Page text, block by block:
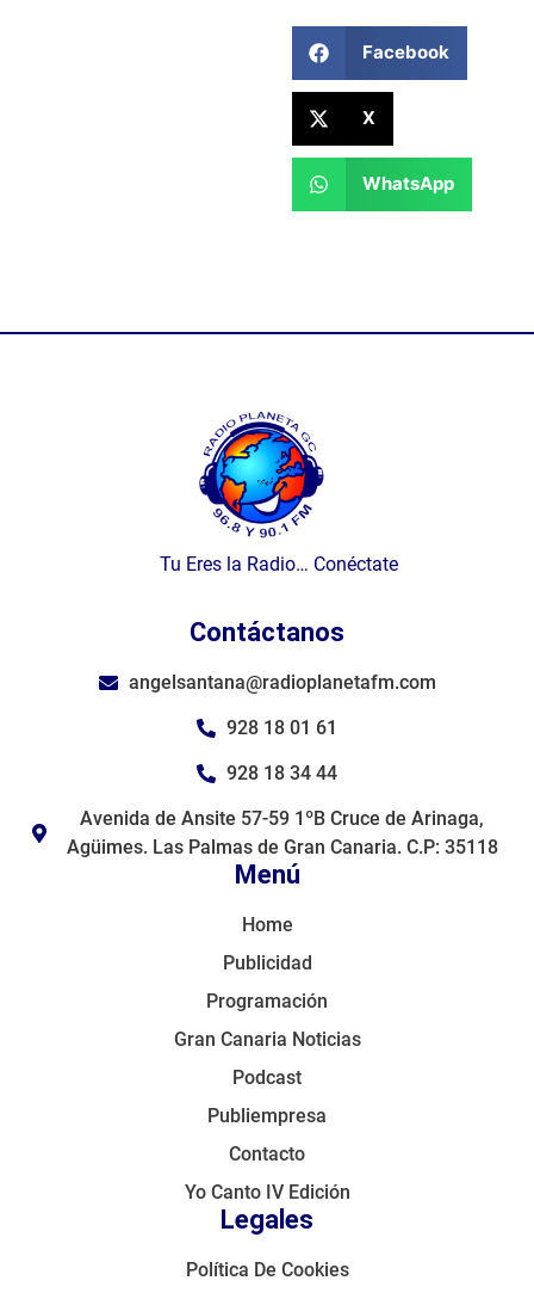
Facebook
X
WhatsApp
Tu Eres la Radio… Conéctate
Menú
Home
Publicidad
Programación
Gran Canaria Noticias
Podcast
Publiempresa
Contacto
Yo Canto IV Edición
Legales
Política De Cookies
Contáctanos
angelsantana@radioplanetafm.com
928 18 01 61
928 18 34 44
Avenida de Ansite 57-59 1ºB Cruce de Arinaga,
Agüimes. Las Palmas de Gran Canaria. C.P: 35118